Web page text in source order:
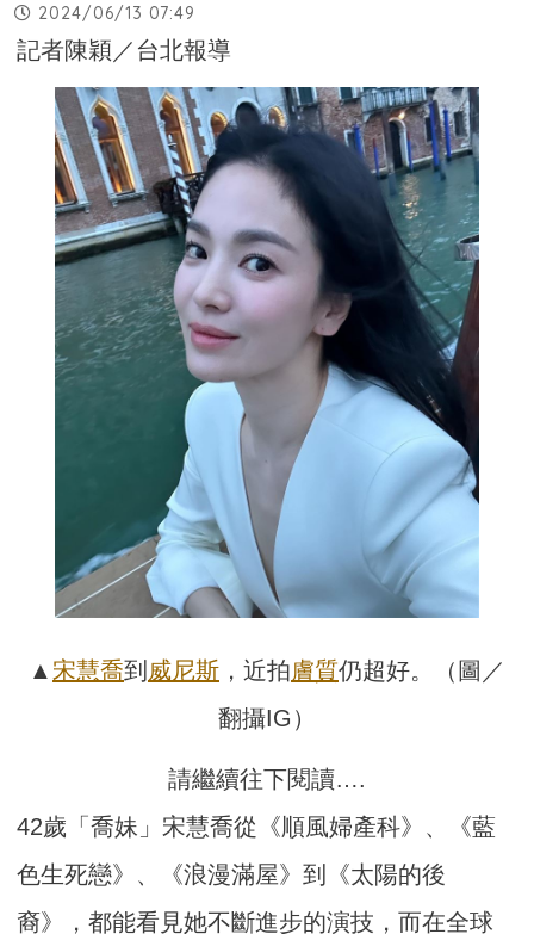
2024/06/13 07:49
記者陳穎／台北報導
▲ 宋慧喬到 威尼斯 ，近拍膚質仍超好。（圖／
翻攝IG）
請繼續往下閱讀….
42歲「喬妹」宋慧喬從《順風婦產科》、《藍
色生死戀》、《浪漫滿屋》到《太陽的後
裔》，都能看見她不斷進步的演技，而在全球